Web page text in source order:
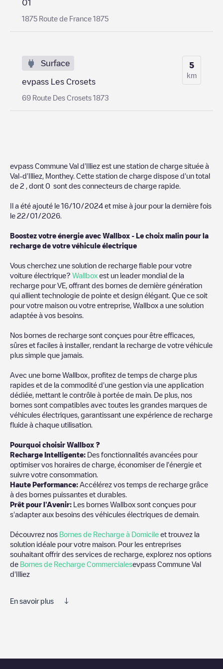
01
1875 Route de France 1875
Surface
evpass Les Crosets
69 Route Des Crosets 1873
5
km
evpass Commune Val d'Illiez est une station de charge située à
Val-d'Illiez Monthey. Cette station de charge dispose d'un total
de 2 , dont 0 sont des connecteurs de charge rapide.
Il a été ajouté le 16/10/2024 et mise à jour pour la dernière fois
le 22/01/2026
Boostez votre énergie avec Wallbox - Le choix malin pour la
recharge de votre véhicule électrique
Vous cherchez une solution de recharge fiable pour votre
voiture électrique? Wallbox est un leader mondial de la
recharge pour VE, offrant des bornes de dernière génération
qui allient technologie de pointe et design élégant. Que ce soit
pour votre maison ou votre entreprise, Wallbox a une solution
adaptée à vos besoins.
Nos bornes de recharge sont conçues pour être efficaces,
sûres et faciles à installer, rendant la recharge de votre véhicule
plus simple que jamais.
Avec une borne Wallbox, profitez de temps de charge plus
rapides et de la commodité d'une gestion via une application
dédiée, mettant le contrôle à portée de main. De plus, nos
bornes sont compatibles avec toutes les grandes marques de
véhicules électriques, garantissant une expérience de recharge
fluide à chaque utilisation.
Pourquoi choisir Wallbox ?
Recharge Intelligente: Des fonctionnalités avancées pour
optimiser vos horaires de charge, économiser de l'énergie et
suivre votre consommation.
Haute Performance: Accélérez vos temps de recharge grâce
à des bornes puissantes et durables.
Prêt pour l'Avenir: Les bornes Wallbox sont conçues pour
s'adapter aux besoins des véhicules électriques de demain.
Découvrez nos Bornes de Recharge à Domicile et trouvez la
solution idéale pour votre maison. Pour les entreprises
souhaitant offrir des services de recharge, explorez nos options
de Bornes de Recharge Commercialesevpass Commune Val
d'Illiez
En savoir plus